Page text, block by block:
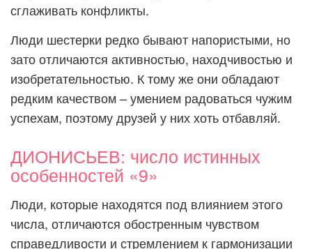
сглаживать конфликты.
Люди шестерки редко бывают напористыми, но
зато отличаются активностью, находчивостью и
изобретательностью. К тому же они обладают
редким качеством – умением радоваться чужим
успехам, поэтому друзей у них хоть отбавляй.
ДИОНИСЬЕВ: число истинных
особенностей «9»
Люди, которые находятся под влиянием этого
числа, отличаются обостренным чувством
справедливости и стремлением к гармонизации